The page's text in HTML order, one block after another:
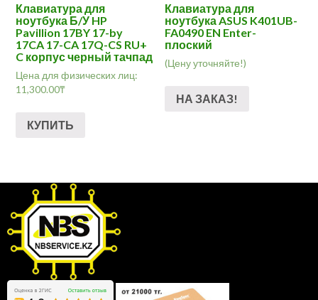
Клавиатура для
ноутбука Б/У HP
Pavillion 17BY 17-by
17CA 17-CA 17Q-CS RU+
C корпус черный тачпад
Цена для физических лиц:
11,300.00₸
КУПИТЬ
Клавиатура для
ноутбука ASUS K401UB-
FA0490 EN Enter-
плоский
(Цену уточняйте!)
НА ЗАКАЗ!